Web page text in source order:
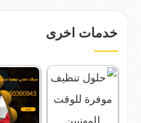
خدمات اخرى